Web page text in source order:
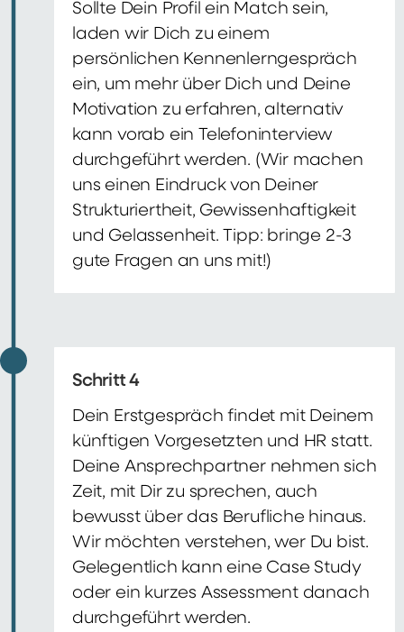
Sollte Dein Profil ein Match sein,
laden wir Dich zu einem
persönlichen Kennenlerngespräch
ein, um mehr über Dich und Deine
Motivation zu erfahren, alternativ
kann vorab ein Telefoninterview
durchgeführt werden. (Wir machen
uns einen Eindruck von Deiner
Strukturiertheit, Gewissenhaftigkeit
und Gelassenheit. Tipp: bringe 2-3
gute Fragen an uns mit!)
Schritt 4
Dein Erstgespräch findet mit Deinem
künftigen Vorgesetzten und HR statt.
Deine Ansprechpartner nehmen sich
Zeit, mit Dir zu sprechen, auch
bewusst über das Berufliche hinaus.
Wir möchten verstehen, wer Du bist.
Gelegentlich kann eine Case Study
oder ein kurzes Assessment danach
durchgeführt werden.